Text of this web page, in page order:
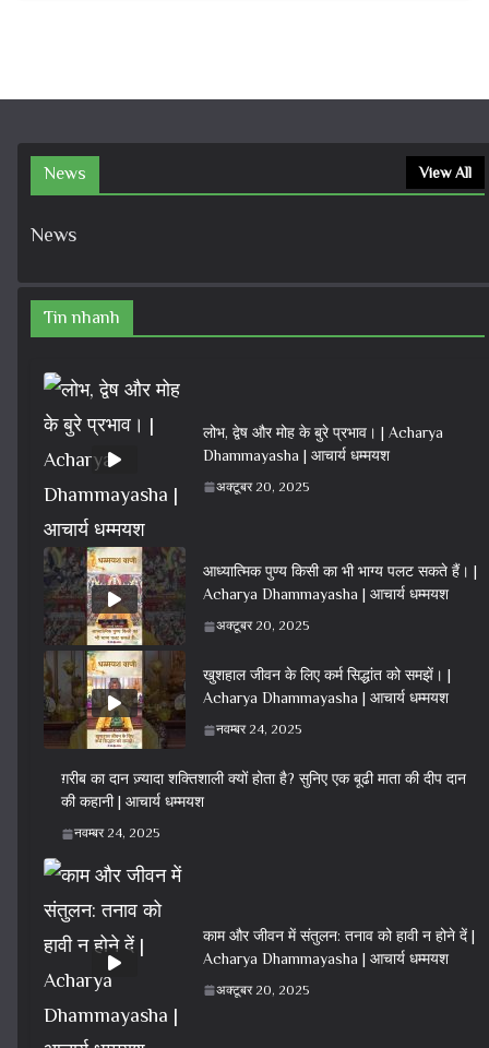
News View All
News
Tin nhanh
लोभ, द्वेष और मोह के बुरे प्रभाव। | Acharya
Dhammayasha | आचार्य धम्मयश
अक्टूबर 20, 2025
आध्यात्मिक पुण्य किसी का भी भाग्य पलट सकते हैं। |
Acharya Dhammayasha | आचार्य धम्मयश
अक्टूबर 20, 2025
खुशहाल जीवन के लिए कर्म सिद्धांत को समझें। |
Acharya Dhammayasha | आचार्य धम्मयश
नवम्बर 24, 2025
ग़रीब का दान ज़्यादा शक्तिशाली क्यों होता है? सुनिए एक बूढी माता की दीप दान
की कहानी | आचार्य धम्मयश
नवम्बर 24, 2025
काम और जीवन में संतुलन: तनाव को हावी न होने दें |
Acharya Dhammayasha | आचार्य धम्मयश
अक्टूबर 20, 2025